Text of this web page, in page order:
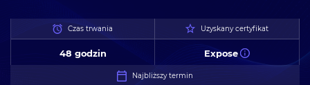
Czas trwania
48 godzin
Uzyskany certyfikat
Expose
Najbliższy termin